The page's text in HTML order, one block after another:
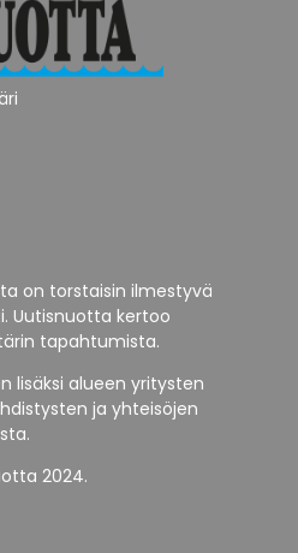
on torstaisin ilmestyvä
Uutisnuotta kertoo
tapahtumista.
lisäksi alueen yritysten
ja yhteisöjen
2024.